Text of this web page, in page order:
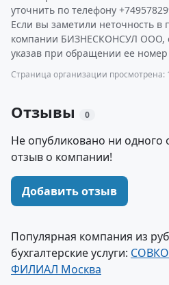
уточнить по телефону
Если вы заметили неточность в
компании БИЗНЕСКОНСУЛ ООО,
указав при обращении ее
Страница организации просмотрена:
Отзывы 0
Не опубликовано ни одного
отзыв о компании!
Добавить отзыв
Популярная компания из
бухгалтерские услуги:
ФИЛИАЛ Москва